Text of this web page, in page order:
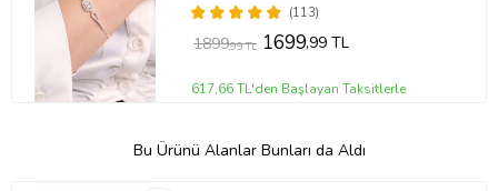
(113)
1899,99 TL 1699,99 TL
617,66 TL'den Başlayan Taksitlerle
Bu Ürünü Alanlar Bunları da Aldı